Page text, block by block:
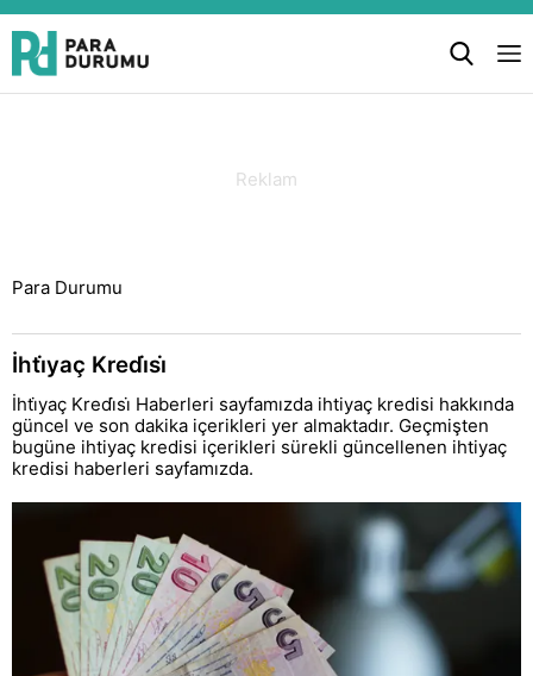
Para Durumu
İhti̇yaç Kredi̇si̇
İhti̇yaç Kredi̇si̇ Haberleri sayfamızda ihtiyaç kredisi hakkında
güncel ve son dakika içerikleri yer almaktadır. Geçmişten
bugüne ihtiyaç kredisi içerikleri sürekli güncellenen ihtiyaç
kredisi haberleri sayfamızda.